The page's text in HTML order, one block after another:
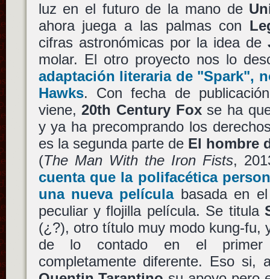
luz en el futuro de la mano de
ahora juega a las palmas con
cifras astronómicas por la idea de
molar. El otro proyecto nos lo
adaptación literaria de "Spark",
Hawks. Con fecha de
viene,20th Century Foxse ha
y ya ha precomprando los
es la segunda parte de El hombre
(The Man With the Iron Fists,
cuenta que la polifacética
una nueva películabasada en el
peculiar y flojilla película. Se titula
(¿?), otro título muy modo kung-fu,
de lo contado en el primer
completamente diferente. Eso si,